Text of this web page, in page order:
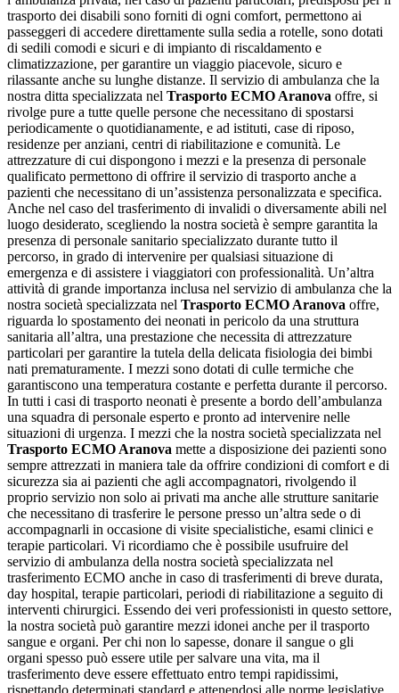
trasporto dei disabili sono forniti di ogni comfort, permettono ai
passeggeri di accedere direttamente sulla sedia a rotelle, sono dotati
di sedili comodi e sicuri e di impianto di riscaldamento e
climatizzazione, per garantire un viaggio piacevole, sicuro e
rilassante anche su lunghe distanze. Il servizio di ambulanza che la
nostra ditta specializzata nel Trasporto ECMO Aranova offre, si
rivolge pure a tutte quelle persone che necessitano di spostarsi
periodicamente o quotidianamente, e ad istituti, case di riposo,
residenze per anziani, centri di riabilitazione e comunità. Le
attrezzature di cui dispongono i mezzi e la presenza di personale
qualificato permettono di offrire il servizio di trasporto anche a
pazienti che necessitano di un’assistenza personalizzata e specifica.
Anche nel caso del trasferimento di invalidi o diversamente abili nel
luogo desiderato, scegliendo la nostra società è sempre garantita la
presenza di personale sanitario specializzato durante tutto il
percorso, in grado di intervenire per qualsiasi situazione di
emergenza e di assistere i viaggiatori con professionalità. Un’altra
attività di grande importanza inclusa nel servizio di ambulanza che la
nostra società specializzata nel Trasporto ECMO Aranova offre,
riguarda lo spostamento dei neonati in pericolo da una struttura
sanitaria all’altra, una prestazione che necessita di attrezzature
particolari per garantire la tutela della delicata fisiologia dei bimbi
nati prematuramente. I mezzi sono dotati di culle termiche che
garantiscono una temperatura costante e perfetta durante il percorso.
In tutti i casi di trasporto neonati è presente a bordo dell’ambulanza
una squadra di personale esperto e pronto ad intervenire nelle
situazioni di urgenza. I mezzi che la nostra società specializzata nel
Trasporto ECMO Aranova mette a disposizione dei pazienti sono
sempre attrezzati in maniera tale da offrire condizioni di comfort e di
sicurezza sia ai pazienti che agli accompagnatori, rivolgendo il
proprio servizio non solo ai privati ma anche alle strutture sanitarie
che necessitano di trasferire le persone presso un’altra sede o di
accompagnarli in occasione di visite specialistiche, esami clinici e
terapie particolari. Vi ricordiamo che è possibile usufruire del
servizio di ambulanza della nostra società specializzata nel
trasferimento ECMO anche in caso di trasferimenti di breve durata,
day hospital, terapie particolari, periodi di riabilitazione a seguito di
interventi chirurgici. Essendo dei veri professionisti in questo settore,
la nostra società può garantire mezzi idonei anche per il trasporto
sangue e organi. Per chi non lo sapesse, donare il sangue o gli
organi spesso può essere utile per salvare una vita, ma il
trasferimento deve essere effettuato entro tempi rapidissimi,